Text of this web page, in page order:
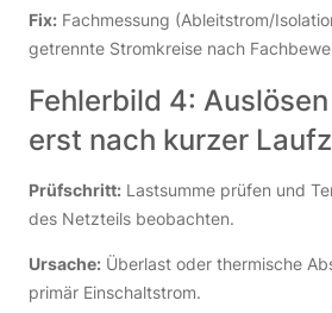
Fix: Fachmessung (Ableitstrom/
getrennte Stromkreise nach
Fehlerbild 4:
erst nach kurzer
Prüfschritt: Lastsumme prüfen und
des Netzteils beobachten.
Ursache: Überlast oder thermische
primär Einschaltstrom.